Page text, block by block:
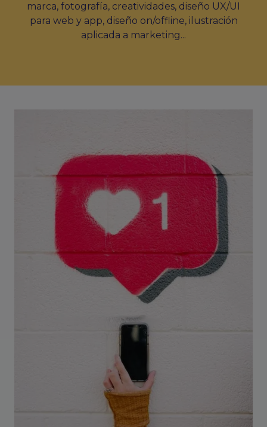
marca, fotografía, creatividades, diseño UX/UI
para web y app, diseño on/offline, ilustración
aplicada a marketing...